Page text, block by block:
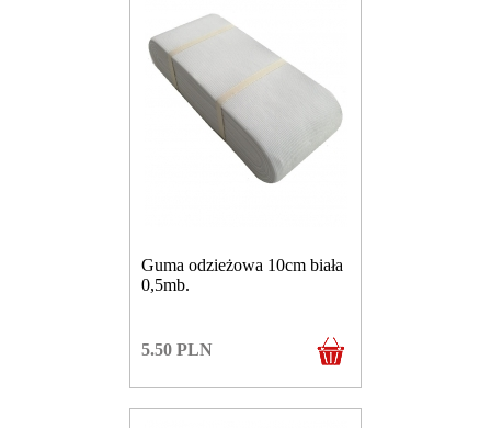
Guma odzieżowa 10cm biała
0,5mb.
5.50 PLN